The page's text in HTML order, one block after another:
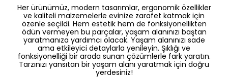
Her ürünümüz, modern tasarımlar, ergonomik özellikler
ve kaliteli malzemelerle evinize zarafet katmak için
özenle seçildi. Hem estetik hem de fonksiyonellikten
ödün vermeyen bu parçalar, yaşam alanınızı baştan
yaratmanıza yardımcı olacak. Yaşam alanınızı sade
ama etkileyici detaylarla yenileyin. Şıklığı ve
fonksiyonelliği bir arada sunan çözümlerle fark yaratın.
Tarzınızı yansıtan bir yaşam alanı yaratmak için doğru
yerdesiniz!